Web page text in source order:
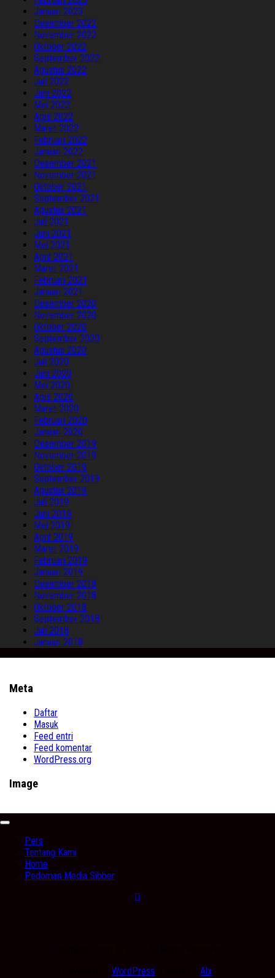
Januari 2023
Desember 2022
November 2022
Oktober 2022
September 2022
Agustus 2022
Juli 2022
Juni 2022
Mei 2022
April 2022
Maret 2022
Februari 2022
Januari 2022
Desember 2021
November 2021
Oktober 2021
September 2021
Agustus 2021
Juli 2021
Juni 2021
Mei 2021
April 2021
Maret 2021
Februari 2021
Januari 2021
Desember 2020
November 2020
Oktober 2020
September 2020
Agustus 2020
Juli 2020
Juni 2020
Mei 2020
April 2020
Maret 2020
Februari 2020
Januari 2020
Desember 2019
November 2019
Oktober 2019
September 2019
Agustus 2019
Juli 2019
Juni 2019
Mei 2019
April 2019
Maret 2019
Februari 2019
Januari 2019
Desember 2018
November 2018
Oktober 2018
September 2018
Juli 2018
Januari 2018
Meta
Daftar
Masuk
Feed entri
Feed komentar
WordPress.org
Image
Expand
Pers
Tentang Kami
Home
Pedoman Media Sibber
WordPress Alx.